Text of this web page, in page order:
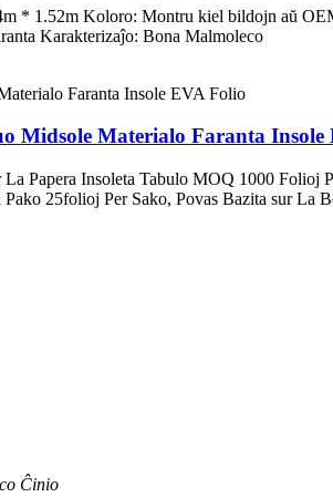
* 1.52m Koloro: Montru kiel bildojn aŭ
Karakterizaĵo: Bona Malmoleco
Midsole Materialo Faranta Insole
Papera Insoleta Tabulo MOQ 1000
25folioj Per Sako, Povas Bazita sur La
Ĉinio